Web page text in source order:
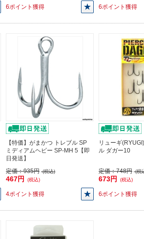
6ポイント獲得 6ポイント獲得
【特価】がまかつ トレブル SP
ミディアムヘビー SP-MH 5【即
日発送】
定価：935円 (税込)
467円 (税込)
4ポイント獲得
リューギ
ル ダガー10
定価：748円 (税
673円 (税込)
6ポイント獲得